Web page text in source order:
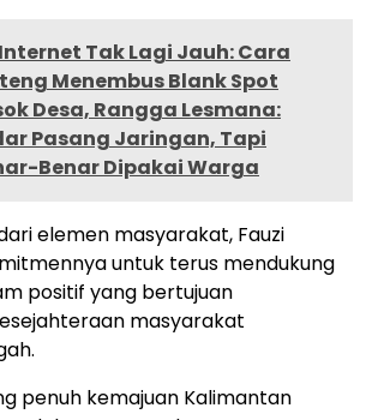
Internet Tak Lagi Jauh: Cara
Menembus Blank Spot
Desa, Rangga Lesmana:
Pasang Jaringan, Tapi
Benar Dipakai Warga
elemen masyarakat, Fauzi
untuk terus mendukung
positif yang bertujuan
masyarakat
penuh kemajuan Kalimantan